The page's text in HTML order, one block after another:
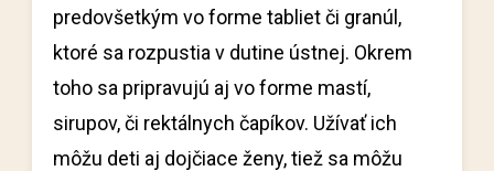
predovšetkým vo forme tabliet či granúl,
ktoré sa rozpustia v dutine ústnej. Okrem
toho sa pripravujú aj vo forme mastí,
sirupov, či rektálnych čapíkov. Užívať ich
môžu deti aj dojčiace ženy, tiež sa môžu